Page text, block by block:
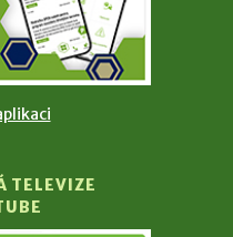
TELEVIZE